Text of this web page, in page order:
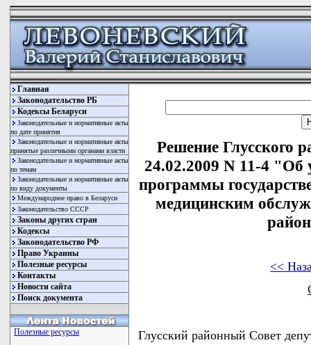
Главная
Законодательство РБ
Кодексы Беларуси
Законодательные и нормативные акты
по дате принятия
Законодательные и нормативные акты
принятые различными органами власти
Законодательные и нормативные акты
по темам
Законодательные и нормативные акты
по виду документы
Международное право в Беларуси
Законодательство СССР
Законы других стран
Кодексы
Законодательство РФ
Право Украины
Полезные ресурсы
Контакты
Новости сайта
Поиск документа
Полезные ресурсы
Решение Глусского
24.02.2009 N 11-4 "Об
программы
медицинским
<<
Глусский районный Совет